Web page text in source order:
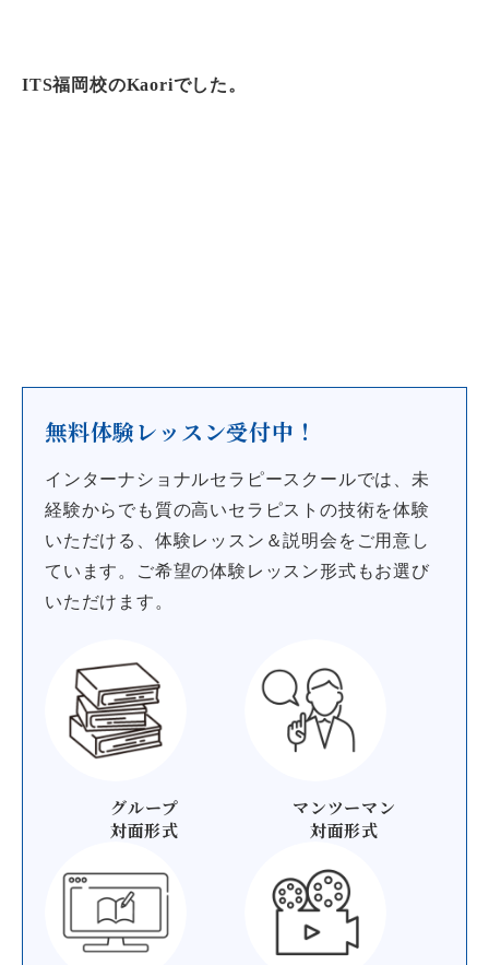
ITS福岡校のKaoriでした。
無料体験レッスン受付中！
インターナショナルセラピースクールでは、未
経験からでも質の高いセラピストの技術を体験
いただける、体験レッスン＆説明会をご用意し
ています。
ご希望の体験レッスン形式もお選び
いただけます。
グループ
対面形式
マンツーマン
対面形式